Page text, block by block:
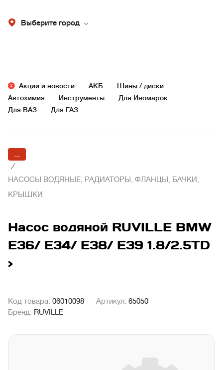
Выберите город
Акции и новости АКБ
Шины / диски
Автохимия
Инструменты
Для Иномарок
Для ВАЗ
Для ГАЗ
...
/
НАСОСЫ ВОДЯНЫЕ, РАДИАТОРЫ, ФЛАНЦЫ, БАЧКИ,
КРЫШКИ
Насос водяной RUVILLE BMW
E36/ E34/ E38/ E39 1.8/2.5TD
>
Код товара: 06010098 Артикул: 65050
Бренд: RUVILLE